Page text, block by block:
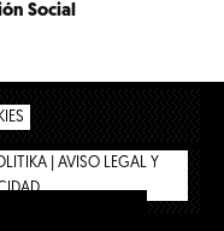
Social
| AVISO LEGAL Y